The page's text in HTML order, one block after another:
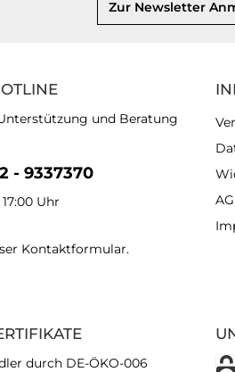
Zur Newsletter
und Beratung
- 9337370
Uhr
Kontaktformular.
durch DE-ÖKO-006